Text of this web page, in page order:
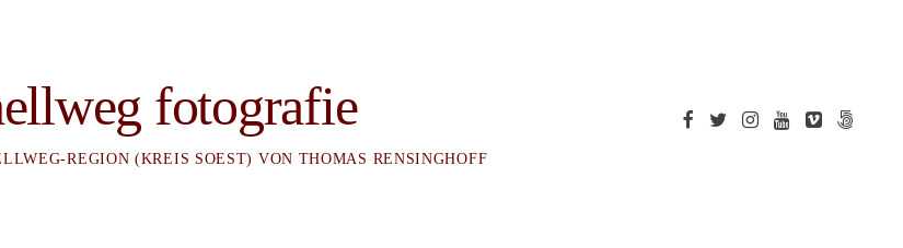
fotografie
REGION (KREIS SOEST) VON THOMAS RENSINGHOFF